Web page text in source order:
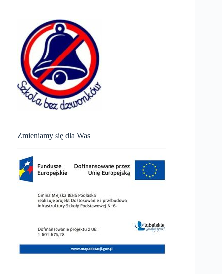
Zmieniamy się dla Was